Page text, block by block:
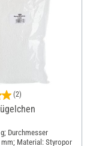
(2)
Durchmesser
mm; Material: Styropor